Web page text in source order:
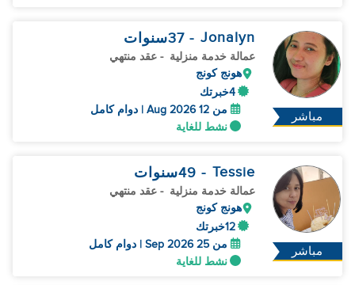
مباشر
Jonalyn
- 37 سنوات
عمالة خدمة منزلية - عقد منتهي
هونج كونج
4خبرتك
من 12 Aug 2026 | دوام كامل
نشط للغاية
مباشر
Tessie
- 49 سنوات
عمالة خدمة منزلية - عقد منتهي
هونج كونج
12خبرتك
من 25 Sep 2026 | دوام كامل
نشط للغاية